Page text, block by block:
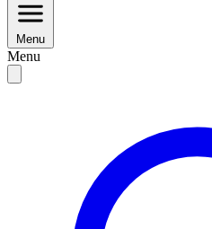
Menu
Menu